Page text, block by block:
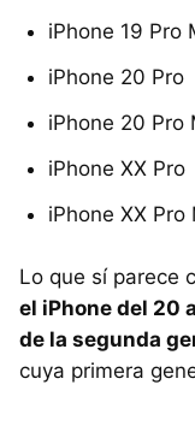
iPhone 19 Pro
iPhone 20 Pro
iPhone 20 Pro
iPhone XX Pro
iPhone XX Pro
Lo que sí parece
el iPhone del 20
de la segunda
cuya primera